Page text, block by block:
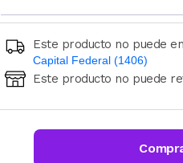
Este producto no puede
Capital Federal (1406)
Ingresá código postal (sólo
Este producto no puede